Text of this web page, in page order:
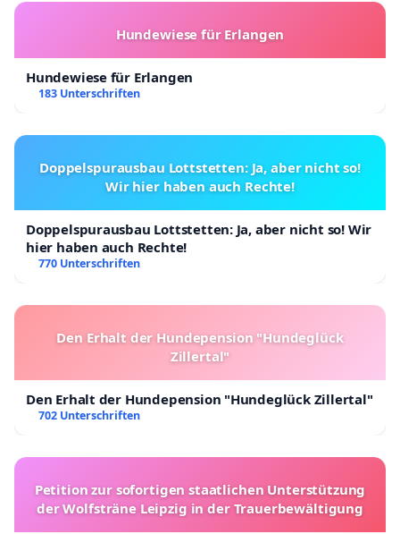
Hundewiese für Erlangen
Hundewiese für Erlangen
183 Unterschriften
Doppelspurausbau Lottstetten: Ja, aber nicht so!
Wir hier haben auch Rechte!
Doppelspurausbau Lottstetten: Ja, aber nicht so! Wir
hier haben auch Rechte!
770 Unterschriften
Den Erhalt der Hundepension "Hundeglück
Zillertal"
Den Erhalt der Hundepension "Hundeglück Zillertal"
702 Unterschriften
Petition zur sofortigen staatlichen Unterstützung
der Wolfsträne Leipzig in der Trauerbewältigung